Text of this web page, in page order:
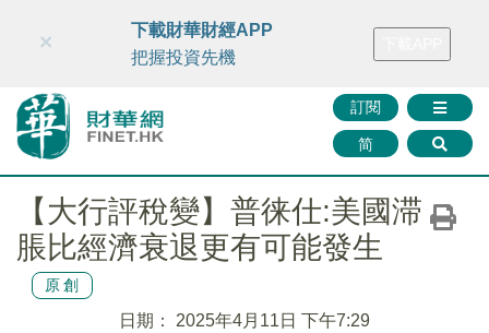
財華智庫網 FINTV FINMETA 財華證券 媒體矩陣
訂閱
简
×
下載財華財經APP
把握投資先機
【大行評稅變】普徕仕:美國滞
脹比經濟衰退更有可能發生
原創
日期： 2025年4月11日 下午7:29